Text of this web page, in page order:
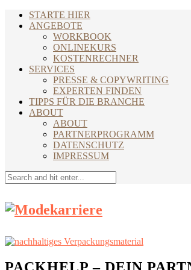
STARTE HIER
ANGEBOTE
WORKBOOK
ONLINEKURS
KOSTENRECHNER
SERVICES
PRESSE & COPYWRITING
EXPERTEN FINDEN
TIPPS FÜR DIE BRANCHE
ABOUT
ABOUT
PARTNERPROGRAMM
DATENSCHUTZ
IMPRESSUM
PACKHELP – DEIN